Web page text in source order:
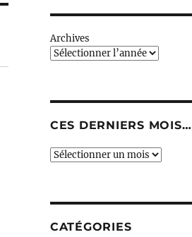
Archives
CES DERNIERS MOIS…
Ces
CATÉGORIES